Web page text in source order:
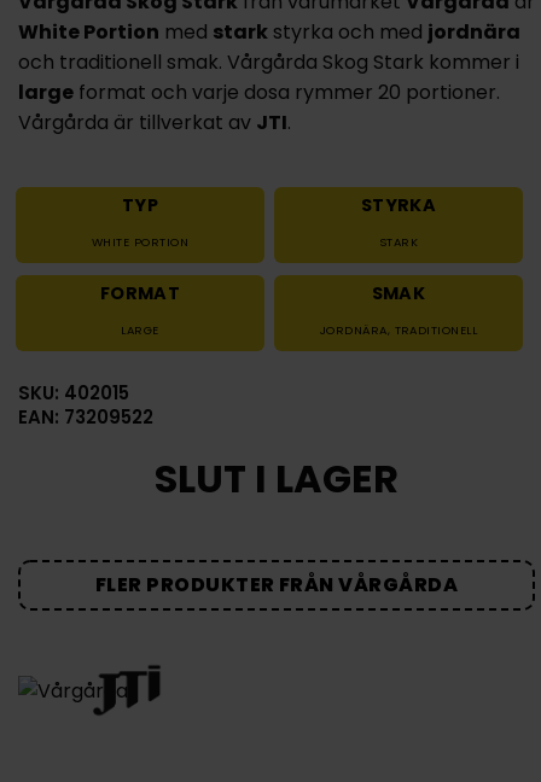
White Portion med stark styrka och med jordnära
och traditionell smak. Vårgårda Skog Stark kommer i
large format och varje dosa rymmer 20 portioner.
Vårgårda är tillverkat av JTI.
TYP
WHITE PORTION
STYRKA
STARK
FORMAT
LARGE
SMAK
JORDNÄRA, TRADITIONELL
SKU: 402015
EAN: 73209522
SLUT I LAGER
FLER PRODUKTER FRÅN VÅRGÅRDA